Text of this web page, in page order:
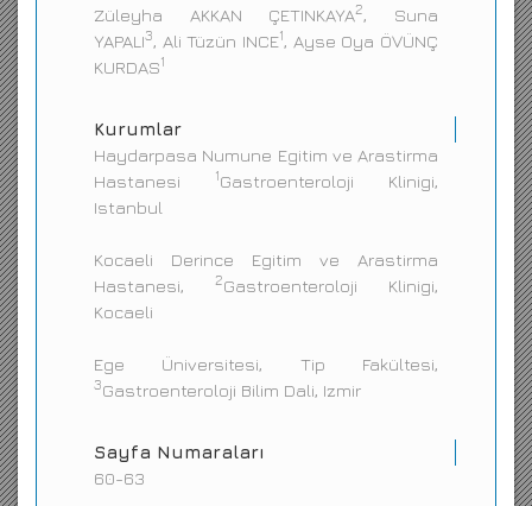
Züleyha AKKAN ÇETINKAYA2, Suna
YAPALI3, Ali Tüzün INCE1, Ayse Oya ÖVÜNÇ
KURDAS1
Kurumlar
Haydarpasa Numune Egitim ve Arastirma
Hastanesi
1Gastroenteroloji Klinigi,
Istanbul
Kocaeli Derince Egitim ve Arastirma
Hastanesi,
2Gastroenteroloji Klinigi,
Kocaeli
Ege Üniversitesi, Tip Fakültesi,
3Gastroenteroloji Bilim Dali, Izmir
Sayfa Numaraları
60-63